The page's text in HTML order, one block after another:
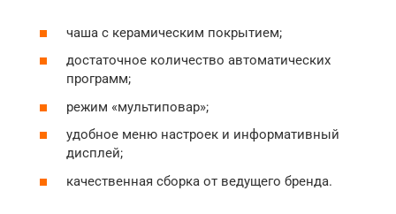
чаша с керамическим покрытием;
достаточное количество автоматических
программ;
режим «мультиповар»;
удобное меню настроек и информативный
дисплей;
качественная сборка от ведущего бренда.